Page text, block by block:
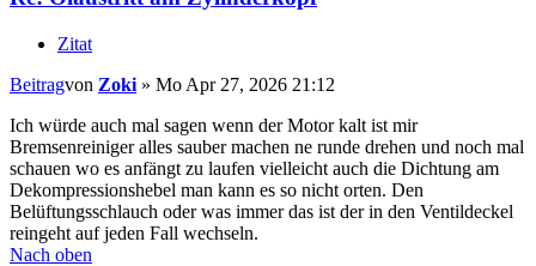
Zitat
Beitragvon Zoki » Mo Apr 27, 2026 21:12
Ich würde auch mal sagen wenn der Motor kalt ist mir
Bremsenreiniger alles sauber machen ne runde drehen und noch mal
schauen wo es anfängt zu laufen vielleicht auch die Dichtung am
Dekompressionshebel man kann es so nicht orten. Den
Belüftungsschlauch oder was immer das ist der in den Ventildeckel
reingeht auf jeden Fall wechseln.
Nach oben